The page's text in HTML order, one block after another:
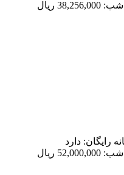
38,256,000 ریال
رایگان: دارد
52,000,000 ریال